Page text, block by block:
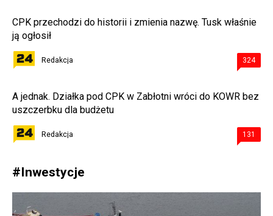
CPK przechodzi do historii i zmienia nazwę. Tusk właśnie
ją ogłosił
Redakcja 324
A jednak. Działka pod CPK w Zabłotni wróci do KOWR bez
uszczerbku dla budżetu
Redakcja 131
#Inwestycje